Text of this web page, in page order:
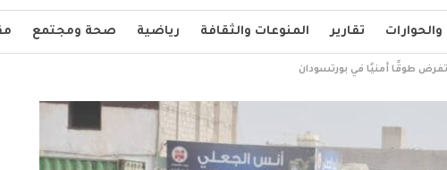
تقارير المنوعات والثقافة رياضية صحة ومجتمع
طوقًا أمنيًا في بورتسودان